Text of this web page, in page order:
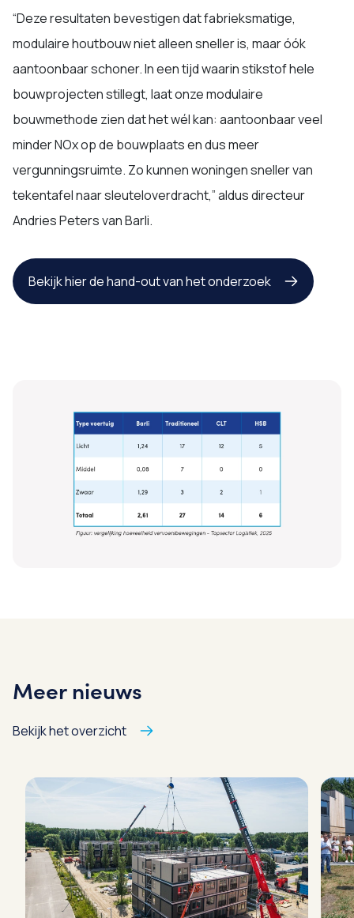
“Deze resultaten bevestigen dat fabrieksmatige,
modulaire houtbouw niet alleen sneller is, maar óók
aantoonbaar schoner. In een tijd waarin stikstof hele
bouwprojecten stillegt, laat onze modulaire
bouwmethode zien dat het wél kan: aantoonbaar veel
minder NOx op de bouwplaats en dus meer
vergunningsruimte. Zo kunnen woningen sneller van
tekentafel naar sleuteloverdracht,” aldus directeur
Andries Peters van Barli.
Bekijk hier de hand-out van het onderzoek
Meer nieuws
Bekijk het overzicht